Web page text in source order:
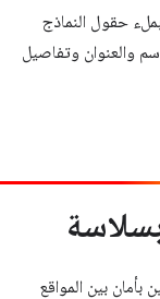
حقول النماذج
والعنوان وتفاصيل
بين المواقع